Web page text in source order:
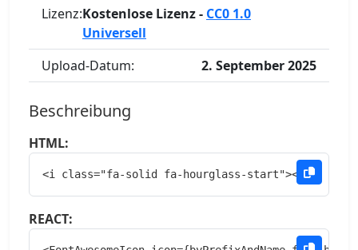
Lizenz:Kostenlose Lizenz - CC0 1.0
Universell
Upload-Datum:
2. September 2025
Beschreibung
HTML:
<i class="fa-solid fa-hourglass-start"></i>
REACT: